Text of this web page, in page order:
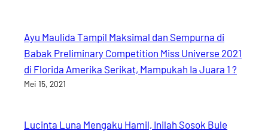
Ayu Maulida Tampil Maksimal dan Sempurna di
Babak Preliminary Competition Miss Universe 2021
di Florida Amerika Serikat, Mampukah Ia Juara 1 ?
Mei 15, 2021
Lucinta Luna Mengaku Hamil, Inilah Sosok Bule